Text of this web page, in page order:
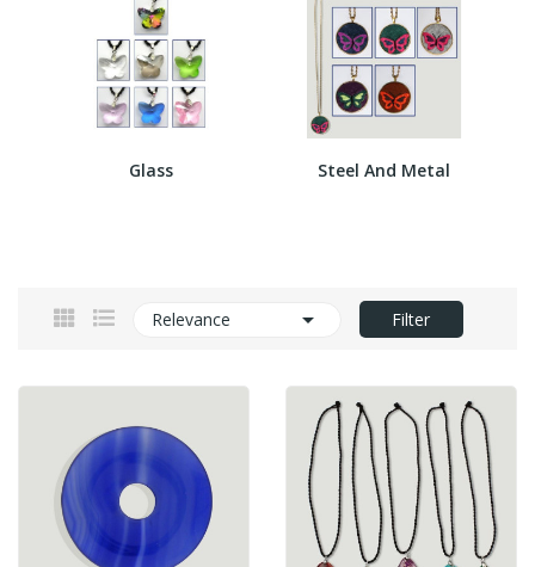
Glass Steel And Metal
Relevance  Filter